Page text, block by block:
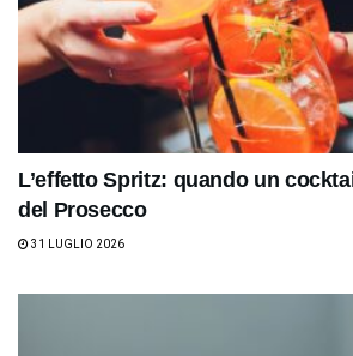
L’effetto Spritz: quando un
del Prosecco
31 LUGLIO 2026